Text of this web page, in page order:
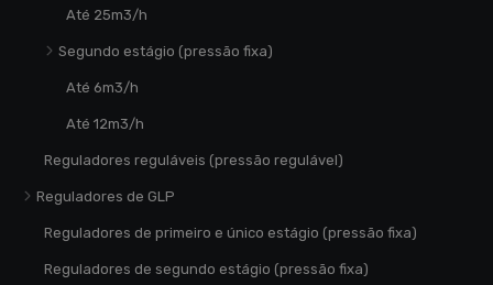
Até 25m3/h
Segundo estágio (pressão fixa)
Até 6m3/h
Até 12m3/h
Reguladores reguláveis (pressão regulável)
Reguladores de GLP
Reguladores de primeiro e único estágio (pressão fixa)
Reguladores de segundo estágio (pressão fixa)